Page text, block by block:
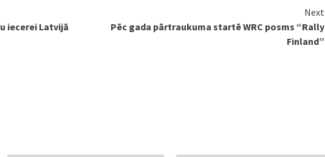
iecerei Latvijā
Next
Pēc gada pārtraukuma startē WRC posms “Rally
Finland”